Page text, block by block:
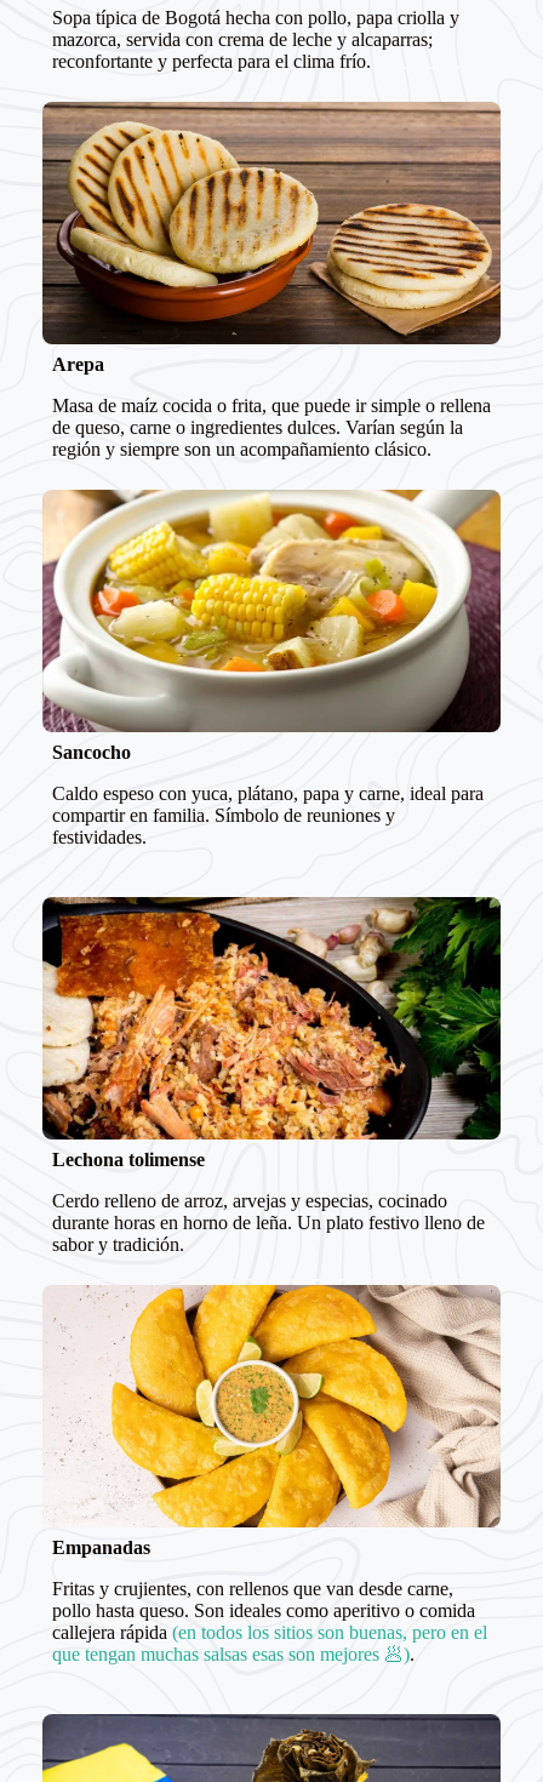
Sopa típica de Bogotá hecha con pollo, papa criolla y
mazorca, servida con crema de leche y alcaparras;
reconfortante y perfecta para el clima frío.
Arepa
Masa de maíz cocida o frita, que puede ir simple o rellena
de queso, carne o ingredientes dulces. Varían según la
región y siempre son un acompañamiento clásico.
Sancocho
Caldo espeso con yuca, plátano, papa y carne, ideal para
compartir en familia. Símbolo de reuniones y
festividades.
Lechona tolimense
Cerdo relleno de arroz, arvejas y especias, cocinado
durante horas en horno de leña. Un plato festivo lleno de
sabor y tradición.
Empanadas
Fritas y crujientes, con rellenos que van desde carne,
pollo hasta queso. Son ideales como aperitivo o comida
callejera rápida (en todos los sitios son buenas, pero en el
que tengan muchas salsas esas son mejores 🥟).